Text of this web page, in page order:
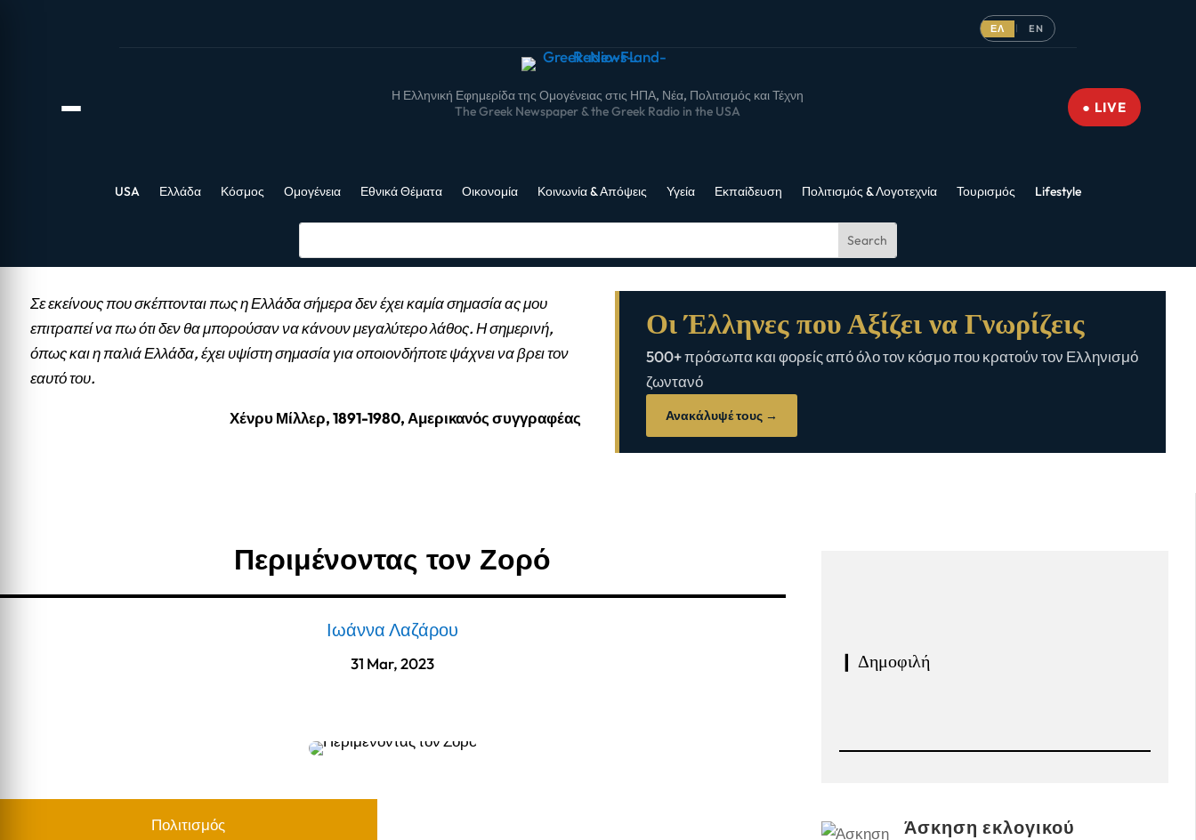
ΕΛ | EN
Η Ελληνική Εφημερίδα της Ομογένειας στις ΗΠΑ, Νέα, Πολιτισμός και Τέχνη
The Greek Newspaper & the Greek Radio in the USA
● LIVE
USA Ελλάδα Κόσμος Ομογένεια Εθνικά Θέματα Οικονομία Κοινωνία & Απόψεις Υγεία Εκπαίδευση Πολιτισμός & Λογοτεχνία Τουρισμός Lifestyle
Σε εκείνους που σκέπτονται πως η Ελλάδα σήμερα δεν έχει καμία σημασία ας μου
επιτραπεί να πω ότι δεν θα μπορούσαν να κάνουν μεγαλύτερο λάθος. Η σημερινή,
όπως και η παλιά Ελλάδα, έχει υψίστη σημασία για οποιονδήποτε ψάχνει να βρει τον
εαυτό του.
Χένρυ Μίλλερ, 1891-1980, Αμερικανός συγγραφέας
Οι Έλληνες που Αξίζει να Γνωρίζεις
500+ πρόσωπα και φορείς από όλο τον κόσμο που κρατούν τον Ελληνισμό
ζωντανό
Ανακάλυψέ τους →
Περιμένοντας τον Ζορό
Ιωάννα Λαζάρου
31 Mar, 2023
Πολιτισμός
❙ Δημοφιλή
Άσκηση εκλογικού